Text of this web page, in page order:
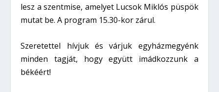
lesz a szentmise, amelyet Lucsok Miklós püspök
mutat be. A program 15.30-kor zárul.
Szeretettel hívjuk és várjuk egyházmegyénk
minden tagját, hogy együtt imádkozzunk a
békéért!